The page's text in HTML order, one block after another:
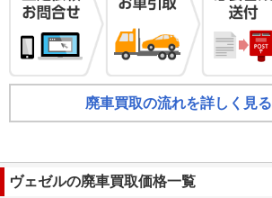
廃車買取の流れを詳しく見る
ヴェゼルの廃車買取価格一覧